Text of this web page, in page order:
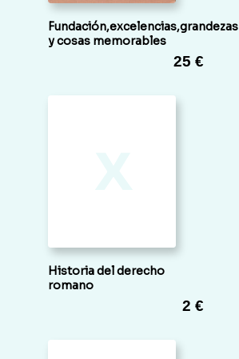
Fundación,excelencias,grandezas
y cosas memorables
25 €
Historia del derecho
romano
2 €